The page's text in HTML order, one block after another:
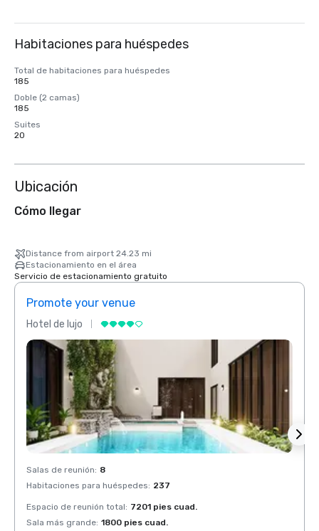
Habitaciones para huéspedes
Total de habitaciones para huéspedes
185
Doble (2 camas)
185
Suites
20
Ubicación
Cómo llegar
Distance from airport 24.23 mi
Estacionamiento en el área
Servicio de estacionamiento gratuito
Promote your venue
Hotel de lujo
Salas de reunión: 8
Habitaciones para huéspedes: 237
Espacio de reunión total: 7201 pies cuad.
Sala más grande: 1800 pies cuad.